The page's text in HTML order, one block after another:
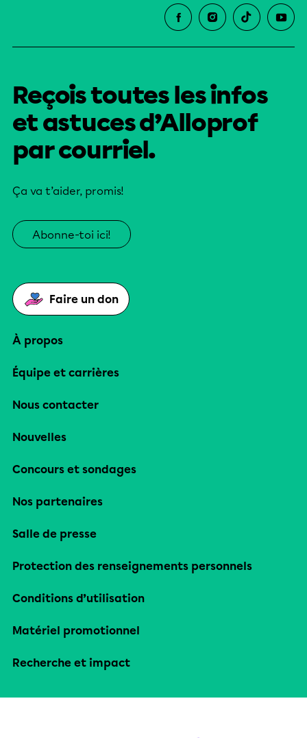
Reçois toutes les infos
et astuces d’Alloprof
par courriel.
Ça va t’aider, promis!
Abonne-toi ici!
Faire un don
À propos
Équipe et carrières
Nous contacter
Nouvelles
Concours et sondages
Nos partenaires
Salle de presse
Protection des renseignements personnels
Conditions d’utilisation
Matériel promotionnel
Recherche et impact